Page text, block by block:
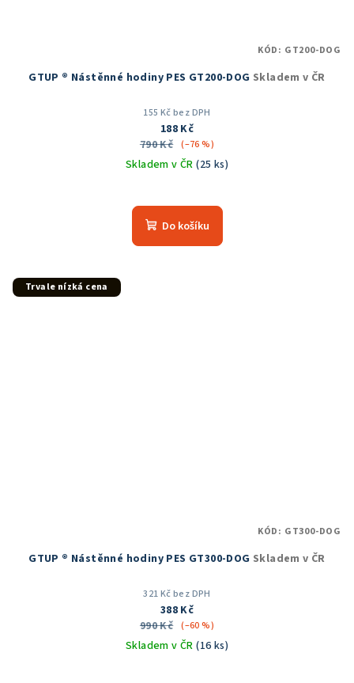
GTUP ® Nástěnné hodiny PES GT200-DOG Skladem v ČR
155 Kč bez DPH
188 Kč
790 Kč (–76 %)
Skladem v ČR(25 ks)
hodnocení
produktu
Do košíku
KÓD: GT200-DOG
Trvale nízká cena
GTUP ® Nástěnné hodiny PES GT300-DOG Skladem v ČR
321 Kč bez DPH
388 Kč
990 Kč (–60 %)
Skladem v ČR(16 ks)
KÓD: GT300-DOG